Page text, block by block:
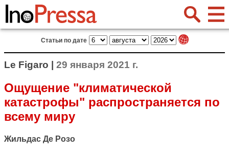
Статьи по дате
Le Figaro | 29 января 2021 г.
Ощущение "климатической
катастрофы" распространяется по
всему миру
Жильдас Де Розо